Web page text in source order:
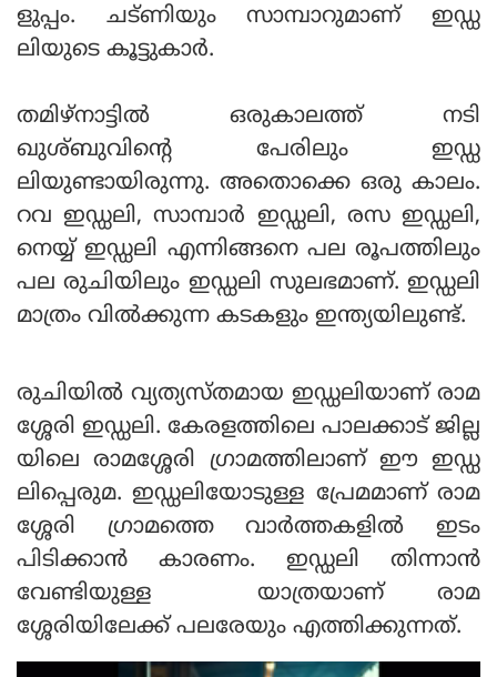
ളുപ്പം. ചട്ണിയും സാമ്പാറുമാണ് ഇഡ്ഡ
ലിയുടെ കൂട്ടുകാർ.
തമിഴ്നാട്ടിൽ ഒരുകാലത്ത് നടി
ഖുശ്ബുവിന്റെ പേരിലും ഇഡ്ഡ
ലിയുണ്ടായിരുന്നു. അതൊക്കെ ഒരു കാലം.
റവ ഇഡ്ഡലി, സാമ്പാർ ഇഡ്ഡലി, രസ ഇഡ്ഡലി,
നെയ്യ് ഇഡ്ഡലി എന്നിങ്ങനെ പല രൂപത്തിലും
പല രുചിയിലും ഇഡ്ഡലി സുലഭമാണ്. ഇഡ്ഡലി
മാത്രം വിൽക്കുന്ന കടകളും ഇന്ത്യയിലുണ്ട്.
രുചിയിൽ വ്യത്യസ്തമായ ഇഡ്ഡലിയാണ് രാമ
ശ്ശേരി ഇഡ്ഡലി. കേരളത്തിലെ പാലക്കാട് ജില്ല
യിലെ രാമശ്ശേരി ഗ്രാമത്തിലാണ് ഈ ഇഡ്ഡ
ലിപ്പെരുമ. ഇഡ്ഡലിയോടുള്ള പ്രേമ‌മാണ് രാമ
ശ്ശേരി ഗ്രാമത്തെ വാർത്തകളിൽ ഇടം
പിടിക്കാൻ കാരണം. ഇഡ്ഡലി തിന്നാൻ
വേണ്ടിയുള്ള യാത്രയാണ് രാമ
ശ്ശേരിയിലേക്ക് പലരേയും എത്തിക്കുന്നത്.